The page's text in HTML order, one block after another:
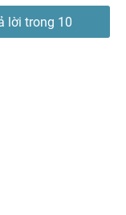
lời trong 10